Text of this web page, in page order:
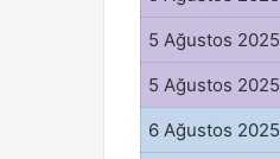
5 Ağustos 2025
5 Ağustos 2025
6 Ağustos 2025